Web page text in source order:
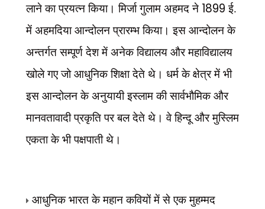
लाने का प्रयत्न किया। मिर्जा गुलाम अहमद ने 1899 ई.
में अहमदिया आन्दोलन प्रारम्भ किया। इस आन्दोलन के
अन्तर्गत सम्पूर्ण देश में अनेक विद्यालय और महाविद्यालय
खोले गए जो आधुनिक शिक्षा देते थे। धर्म के क्षेत्र में भी
इस आन्दोलन के अनुयायी इस्लाम की सार्वभौमिक और
मानवतावादी प्रकृति पर बल देते थे। वे हिन्दू और मुस्लिम
एकता के भी पक्षपाती थे।
आधुनिक भारत के महान कवियों में से एक मुहम्मद